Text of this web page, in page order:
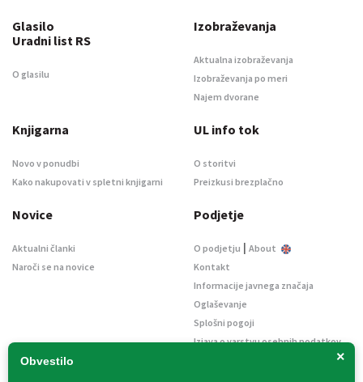
×
Obvestilo
Glasilo
Uradni list RS
O glasilu
Izobraževanja
Aktualna izobraževanja
Izobraževanja po meri
Najem dvorane
Knjigarna
Novo v ponudbi
Kako nakupovati v spletni knjigarni
UL info tok
O storitvi
Preizkusi brezplačno
Novice
Aktualni članki
Naroči se na novice
Podjetje
O podjetju | About
Kontakt
Informacije javnega značaja
Oglaševanje
Splošni pogoji
Izjava o varstvu osebnih podatkov